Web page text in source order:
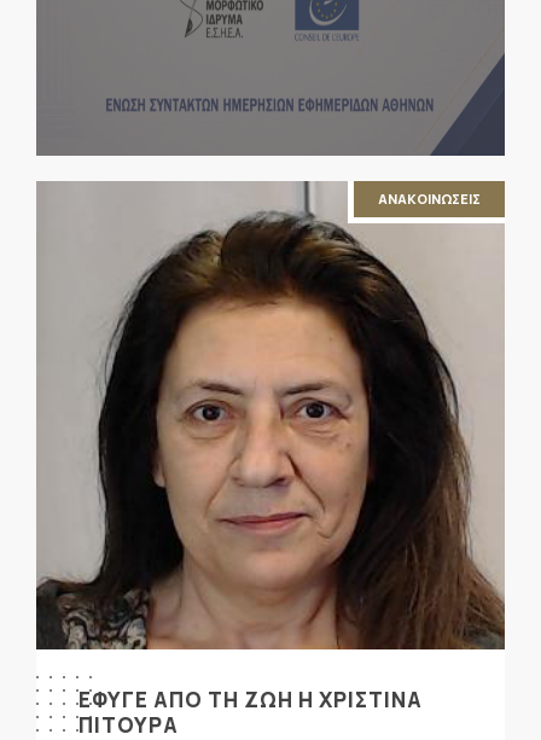
ΑΝΑΚΟΙΝΩΣΕΙΣ
ΕΦΥΓΕ ΑΠΟ ΤΗ ΖΩΗ Η ΧΡΙΣΤΙΝΑ
ΠΙΤΟΥΡΑ